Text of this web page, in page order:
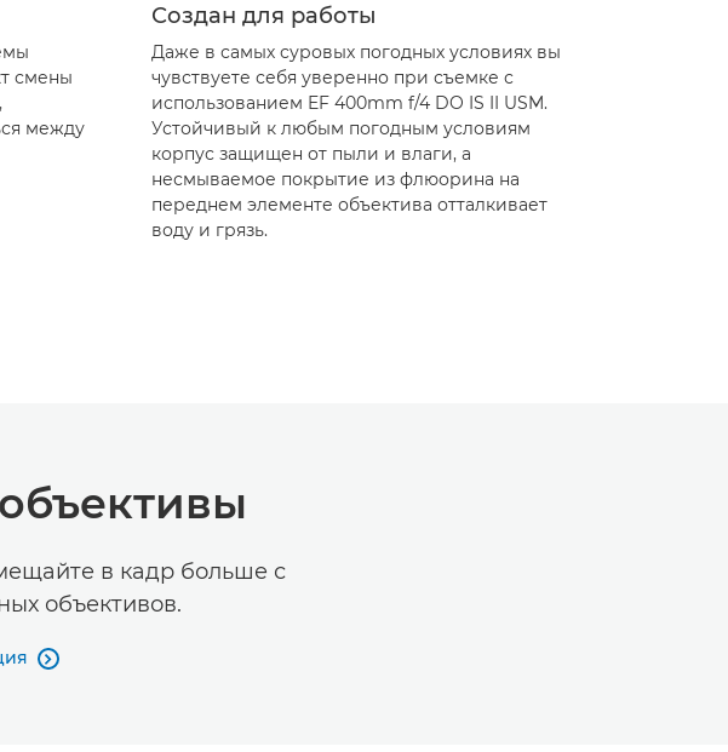
смены
между
Создан для работы
Даже в самых суровых погодных условиях вы
чувствуете себя уверенно при съемке с
использованием EF 400mm f/4 DO IS II USM.
Устойчивый к любым погодным условиям
корпус защищен от пыли и влаги, а
несмываемое покрытие из флюорина на
переднем элементе объектива отталкивает
воду и грязь.
в кадр больше с
объективов.
